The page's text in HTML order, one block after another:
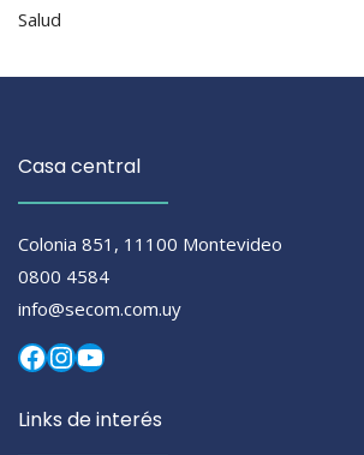
Salud
Casa central
Colonia 851, 11100 Montevideo
0800 4584
info@secom.com.uy
Facebook
Instagram
YouTube
Links de interés